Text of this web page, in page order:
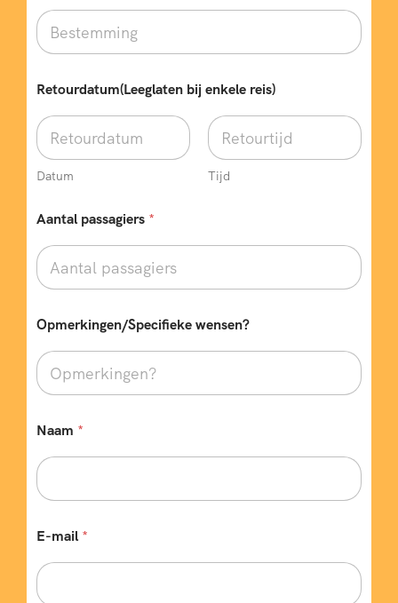
o
n
n
m
e
(
N
t
Retourdatum(Leeglaten bij enkele reis)
Datum Tijd
Aantal passagiers *
Opmerkingen/Specifieke wensen?
Naam *
E-mail *